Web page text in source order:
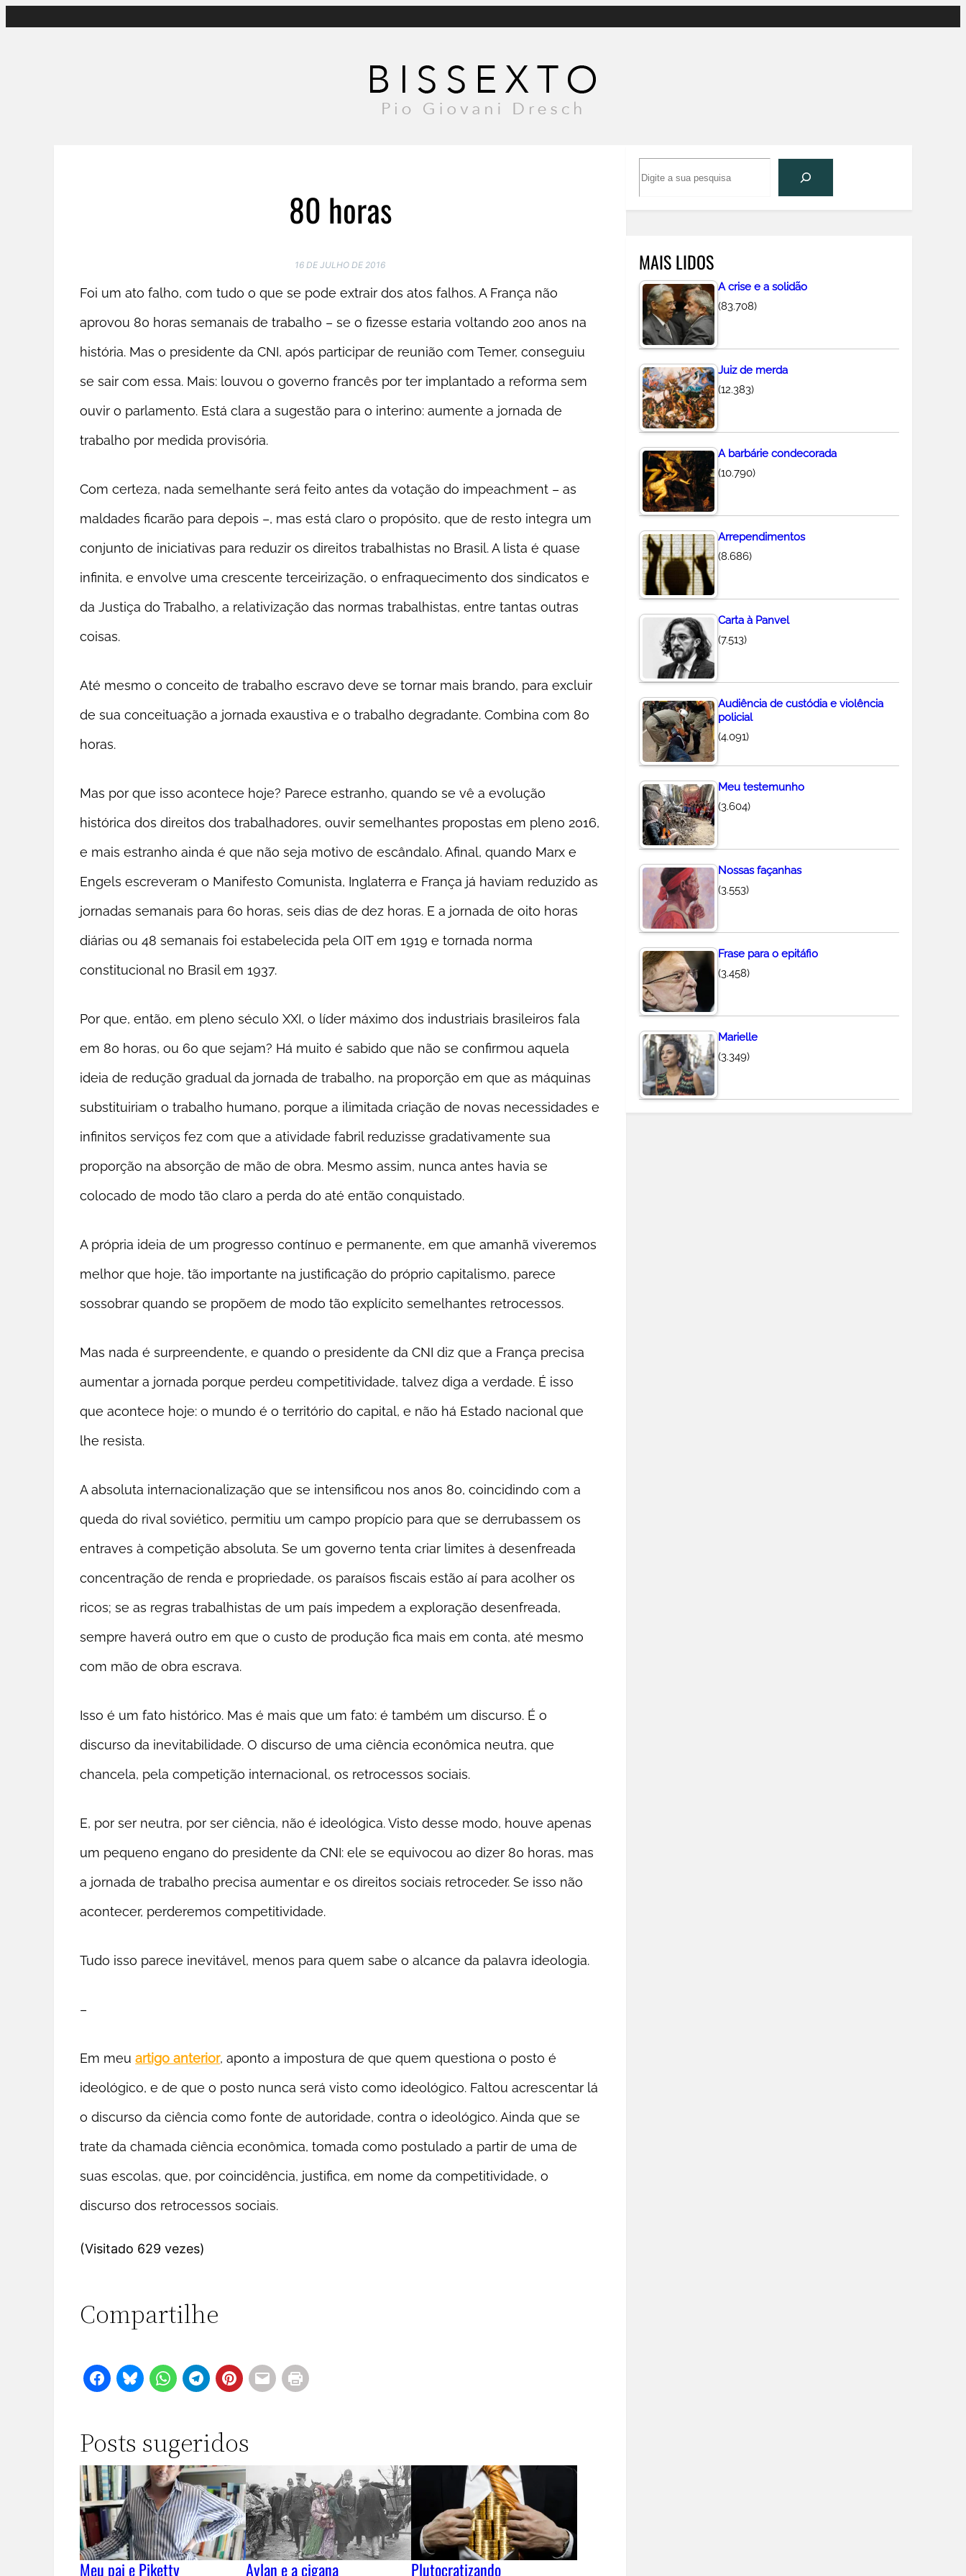
80 horas
16 DE JULHO DE 2016
Foi um ato falho, com tudo o que se pode extrair dos atos falhos. A França não
aprovou 80 horas semanais de trabalho – se o fizesse estaria voltando 200 anos na
história. Mas o presidente da CNI, após participar de reunião com Temer, conseguiu
se sair com essa. Mais: louvou o governo francês por ter implantado a reforma sem
ouvir o parlamento. Está clara a sugestão para o interino: aumente a jornada de
trabalho por medida provisória.
Com certeza, nada semelhante será feito antes da votação do impeachment – as
maldades ficarão para depois –, mas está claro o propósito, que de resto integra um
conjunto de iniciativas para reduzir os direitos trabalhistas no Brasil. A lista é quase
infinita, e envolve uma crescente terceirização, o enfraquecimento dos sindicatos e
da Justiça do Trabalho, a relativização das normas trabalhistas, entre tantas outras
coisas.
Até mesmo o conceito de trabalho escravo deve se tornar mais brando, para excluir
de sua conceituação a jornada exaustiva e o trabalho degradante. Combina com 80
horas.
Mas por que isso acontece hoje? Parece estranho, quando se vê a evolução
histórica dos direitos dos trabalhadores, ouvir semelhantes propostas em pleno 2016,
e mais estranho ainda é que não seja motivo de escândalo. Afinal, quando Marx e
Engels escreveram o Manifesto Comunista, Inglaterra e França já haviam reduzido as
jornadas semanais para 60 horas, seis dias de dez horas. E a jornada de oito horas
diárias ou 48 semanais foi estabelecida pela OIT em 1919 e tornada norma
constitucional no Brasil em 1937.
Por que, então, em pleno século XXI, o líder máximo dos industriais brasileiros fala
em 80 horas, ou 60 que sejam? Há muito é sabido que não se confirmou aquela
ideia de redução gradual da jornada de trabalho, na proporção em que as máquinas
substituiriam o trabalho humano, porque a ilimitada criação de novas necessidades e
infinitos serviços fez com que a atividade fabril reduzisse gradativamente sua
proporção na absorção de mão de obra. Mesmo assim, nunca antes havia se
colocado de modo tão claro a perda do até então conquistado.
A própria ideia de um progresso contínuo e permanente, em que amanhã viveremos
melhor que hoje, tão importante na justificação do próprio capitalismo, parece
sossobrar quando se propõem de modo tão explícito semelhantes retrocessos.
Mas nada é surpreendente, e quando o presidente da CNI diz que a França precisa
aumentar a jornada porque perdeu competitividade, talvez diga a verdade. É isso
que acontece hoje: o mundo é o território do capital, e não há Estado nacional que
lhe resista.
A absoluta internacionalização que se intensificou nos anos 80, coincidindo com a
queda do rival soviético, permitiu um campo propício para que se derrubassem os
entraves à competição absoluta. Se um governo tenta criar limites à desenfreada
concentração de renda e propriedade, os paraísos fiscais estão aí para acolher os
ricos; se as regras trabalhistas de um país impedem a exploração desenfreada,
sempre haverá outro em que o custo de produção fica mais em conta, até mesmo
com mão de obra escrava.
Isso é um fato histórico. Mas é mais que um fato: é também um discurso. É o
discurso da inevitabilidade. O discurso de uma ciência econômica neutra, que
chancela, pela competição internacional, os retrocessos sociais.
E, por ser neutra, por ser ciência, não é ideológica. Visto desse modo, houve apenas
um pequeno engano do presidente da CNI: ele se equivocou ao dizer 80 horas, mas
a jornada de trabalho precisa aumentar e os direitos sociais retroceder. Se isso não
acontecer, perderemos competitividade.
Tudo isso parece inevitável, menos para quem sabe o alcance da palavra ideologia.
–
Em meuartigo anterior, aponto a impostura de que quem questiona o posto é
ideológico, e de que o posto nunca será visto como ideológico. Faltou acrescentar lá
o discurso da ciência como fonte de autoridade, contra o ideológico. Ainda que se
trate da chamada ciência econômica, tomada como postulado a partir de uma de
suas escolas, que, por coincidência, justifica, em nome da competitividade, o
discurso dos retrocessos sociais.
(Visitado 629 vezes)
Compartilhe
Posts sugeridos
Meu pai e Piketty Aylan e a cigana Plutocratizando
e
i
s
a
MAIS LIDOS
A crise e a solidão
(83.708)
Juiz de merda
(12.383)
A barbárie condecorada
(10.790)
Arrependimentos
(8.686)
Carta à Panvel
(7.513)
Audiência de custódia e violência
policial
(4.091)
Meu testemunho
(3.604)
Nossas façanhas
(3.553)
Frase para o epitáfio
(3.458)
Marielle
(3.349)